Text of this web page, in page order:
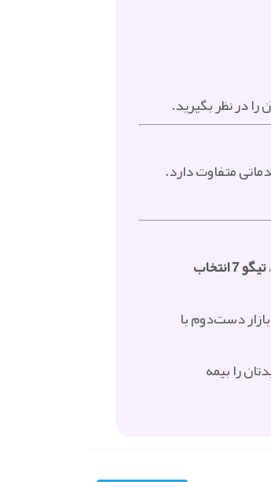
تیگو 7 انتخاب
دست‌دوم با
را بیمه